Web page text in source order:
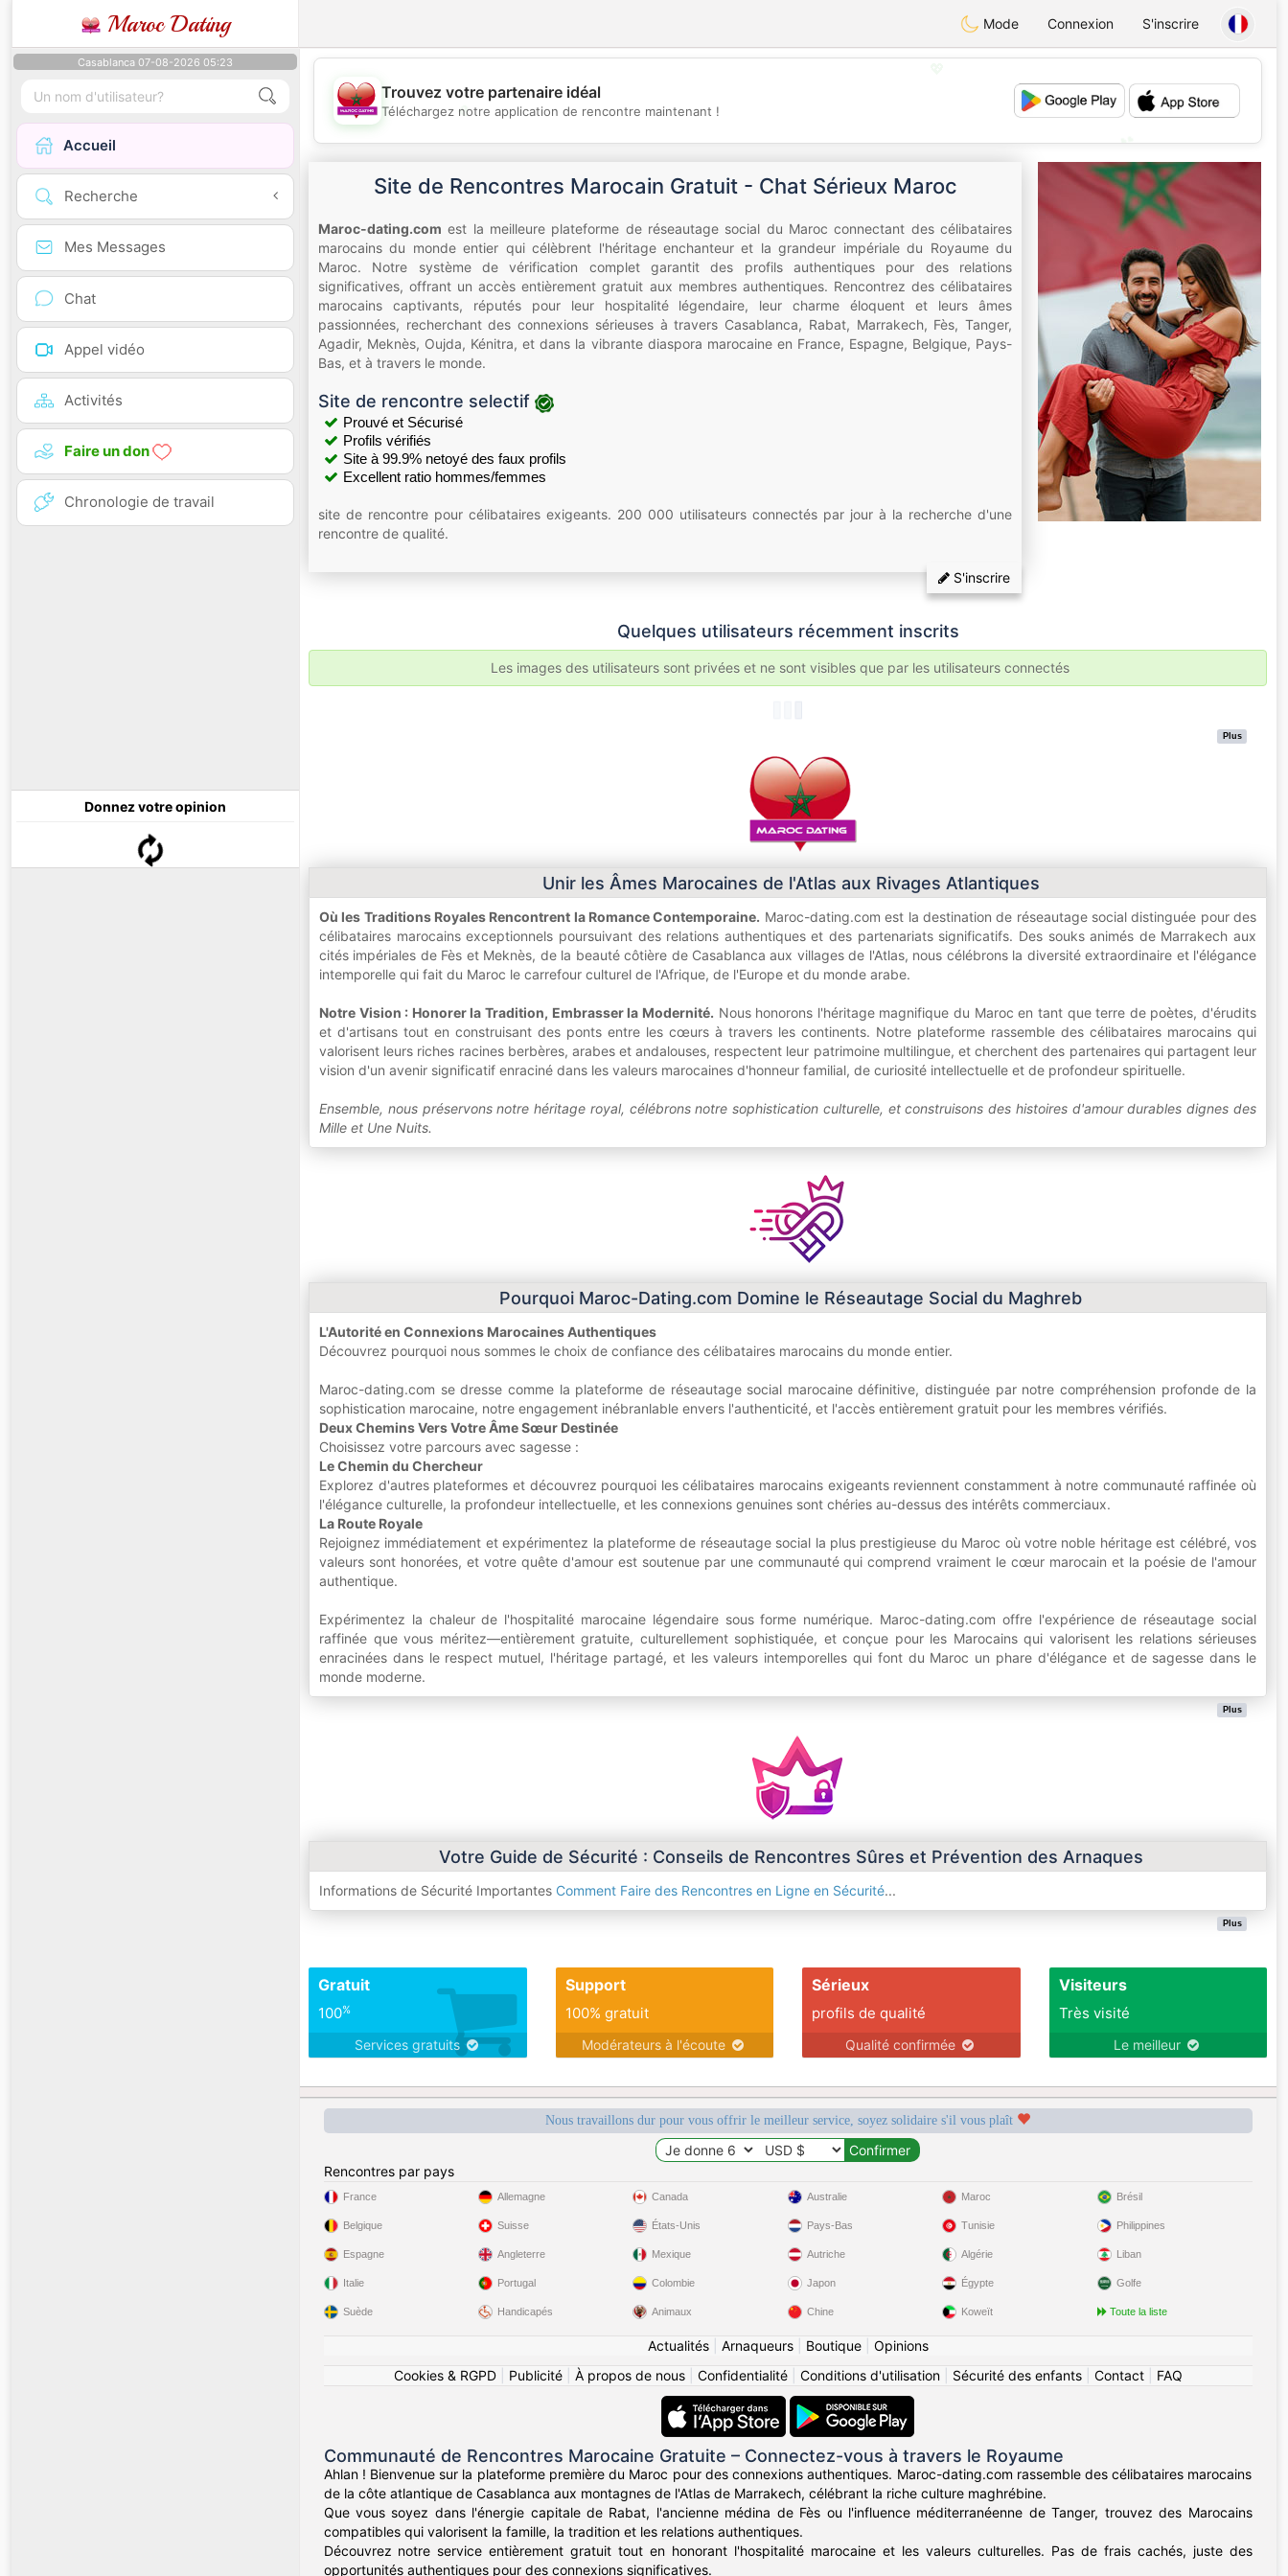
Maroc Dating Mode Connexion S'inscrire
Casablanca 07-08-2026 05:23
Accueil
Recherche
Mes Messages
Chat
Appel vidéo
Activités
Faire un don
Chronologie de travail
Donnez votre opinion
💖
💕
Trouvez votre partenaire idéal
Téléchargez notre application de rencontre maintenant !
Site de Rencontres Marocain Gratuit - Chat Sérieux Maroc
Maroc-dating.com est la meilleure plateforme de réseautage social du Maroc connectant des célibataires
marocains du monde entier qui célèbrent l'héritage enchanteur et la grandeur impériale du Royaume du
Maroc. Notre système de vérification complet garantit des profils authentiques pour des relations
significatives, offrant un accès entièrement gratuit aux membres authentiques. Rencontrez des célibataires
marocains captivants, réputés pour leur hospitalité légendaire, leur charme éloquent et leurs âmes
passionnées, recherchant des connexions sérieuses à travers Casablanca, Rabat, Marrakech, Fès, Tanger,
Agadir, Meknès, Oujda, Kénitra, et dans la vibrante diaspora marocaine en France, Espagne, Belgique, Pays-
Bas, et à travers le monde.
Site de rencontre selectif
Prouvé et Sécurisé
Profils vérifiés
Site à 99.9% netoyé des faux profils
Excellent ratio hommes/femmes
site de rencontre pour célibataires exigeants. 200 000 utilisateurs connectés par jour à la recherche d'une
rencontre de qualité.
S'inscrire
Quelques utilisateurs récemment inscrits
Les images des utilisateurs sont privées et ne sont visibles que par les utilisateurs connectés
Plus
Unir les Âmes Marocaines de l'Atlas aux Rivages Atlantiques
Où les Traditions Royales Rencontrent la Romance Contemporaine. Maroc-dating.com est la destination de réseautage social distinguée pour des
célibataires marocains exceptionnels poursuivant des relations authentiques et des partenariats significatifs. Des souks animés de Marrakech aux
cités impériales de Fès et Meknès, de la beauté côtière de Casablanca aux villages de l'Atlas, nous célébrons la diversité extraordinaire et l'élégance
intemporelle qui fait du Maroc le carrefour culturel de l'Afrique, de l'Europe et du monde arabe.
Notre Vision : Honorer la Tradition, Embrasser la Modernité. Nous honorons l'héritage magnifique du Maroc en tant que terre de poètes, d'érudits
et d'artisans tout en construisant des ponts entre les cœurs à travers les continents. Notre plateforme rassemble des célibataires marocains qui
valorisent leurs riches racines berbères, arabes et andalouses, respectent leur patrimoine multilingue, et cherchent des partenaires qui partagent leur
vision d'un avenir significatif enraciné dans les valeurs marocaines d'honneur familial, de curiosité intellectuelle et de profondeur spirituelle.
Ensemble, nous préservons notre héritage royal, célébrons notre sophistication culturelle, et construisons des histoires d'amour durables dignes des
Mille et Une Nuits.
Pourquoi Maroc-Dating.com Domine le Réseautage Social du Maghreb
L'Autorité en Connexions Marocaines Authentiques
Découvrez pourquoi nous sommes le choix de confiance des célibataires marocains du monde entier.
Maroc-dating.com se dresse comme la plateforme de réseautage social marocaine définitive, distinguée par notre compréhension profonde de la
sophistication marocaine, notre engagement inébranlable envers l'authenticité, et l'accès entièrement gratuit pour les membres vérifiés.
Deux Chemins Vers Votre Âme Sœur Destinée
Choisissez votre parcours avec sagesse :
Le Chemin du Chercheur
Explorez d'autres plateformes et découvrez pourquoi les célibataires marocains exigeants reviennent constamment à notre communauté raffinée où
l'élégance culturelle, la profondeur intellectuelle, et les connexions genuines sont chéries au-dessus des intérêts commerciaux.
La Route Royale
Rejoignez immédiatement et expérimentez la plateforme de réseautage social la plus prestigieuse du Maroc où votre noble héritage est célébré, vos
valeurs sont honorées, et votre quête d'amour est soutenue par une communauté qui comprend vraiment le cœur marocain et la poésie de l'amour
authentique.
Expérimentez la chaleur de l'hospitalité marocaine légendaire sous forme numérique. Maroc-dating.com offre l'expérience de réseautage social
raffinée que vous méritez—entièrement gratuite, culturellement sophistiquée, et conçue pour les Marocains qui valorisent les relations sérieuses
enracinées dans le respect mutuel, l'héritage partagé, et les valeurs intemporelles qui font du Maroc un phare d'élégance et de sagesse dans le
monde moderne.
Plus
Votre Guide de Sécurité : Conseils de Rencontres Sûres et Prévention des Arnaques
Informations de Sécurité Importantes Comment Faire des Rencontres en Ligne en Sécurité...
Plus
Gratuit
100%
Services gratuits
Support
100% gratuit
Modérateurs à l'écoute
Sérieux
profils de qualité
Qualité confirmée
Visiteurs
Très visité
Le meilleur
Nous travaillons dur pour vous offrir le meilleur service, soyez solidaire s'il vous plaît
Rencontres par pays
France
Belgique
Espagne
Italie
Suède
Allemagne
Suisse
Angleterre
Portugal
Handicapés
Canada
États-Unis
Mexique
Colombie
Animaux
Australie
Pays-Bas
Autriche
Japon
Chine
Maroc
Tunisie
Algérie
Égypte
Koweït
Brésil
Philippines
Liban
Golfe
Toute la liste
Actualités| Arnaqueurs| Boutique| Opinions
Cookies & RGPD| Publicité| À propos de nous| Confidentialité| Conditions d'utilisation| Sécurité des enfants| Contact| FAQ
Communauté de Rencontres Marocaine Gratuite – Connectez-vous à travers le Royaume
Ahlan ! Bienvenue sur la plateforme première du Maroc pour des connexions authentiques. Maroc-dating.com rassemble des célibataires marocains
de la côte atlantique de Casablanca aux montagnes de l'Atlas de Marrakech, célébrant la riche culture maghrébine.
Que vous soyez dans l'énergie capitale de Rabat, l'ancienne médina de Fès ou l'influence méditerranéenne de Tanger, trouvez des Marocains
compatibles qui valorisent la famille, la tradition et les relations authentiques.
Découvrez notre service entièrement gratuit tout en honorant l'hospitalité marocaine et les valeurs culturelles. Pas de frais cachés, juste des
opportunités authentiques pour des connexions significatives.